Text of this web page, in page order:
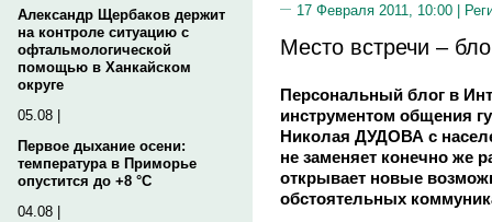
Александр Щербаков держит
на контроле ситуацию с
офтальмологической
помощью в Ханкайском
округе
05.08 |
Первое дыхание осени:
температура в Приморье
опустится до +8 °C
04.08 |
17 Февраля 2011, 10:00 |
Место встречи –
Персональный блог в
инструментом общения
Николая ДУДОВА с
не заменяет конечно же
открывает новые
обстоятельных